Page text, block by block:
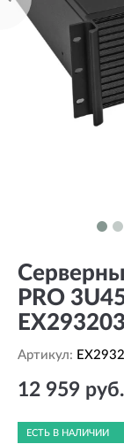
PRO
Артикул:
12 959 руб.
ЕСТЬ В НАЛИЧИИ